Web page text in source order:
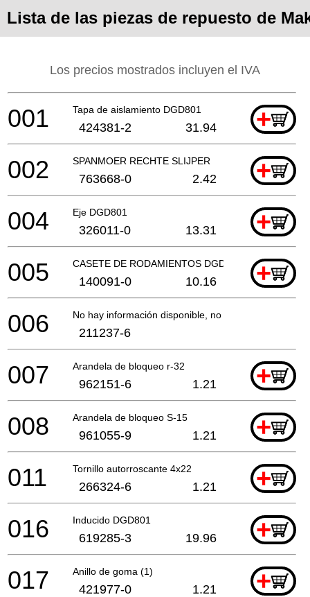
Lista de las piezas de repuesto de
Los precios mostrados incluyen el IVA
Tapa de aislamiento DGD801 +
001 424381-2 31.94
SPANMOER RECHTE SLIJPER +
002 763668-0 2.42
Eje DGD801 +
004 326011-0 13.31
CASETE DE RODAMIENTOS DGD801 +
005 140091-0 10.16
No hay información disponible, no se puede pedir
006 211237-6
Arandela de bloqueo r-32 +
007 962151-6 1.21
Arandela de bloqueo S-15 +
008 961055-9 1.21
Tornillo autorroscante 4x22 +
011 266324-6 1.21
Inducido DGD801 +
016 619285-3 19.96
Anillo de goma (1) +
017 421977-0 1.21